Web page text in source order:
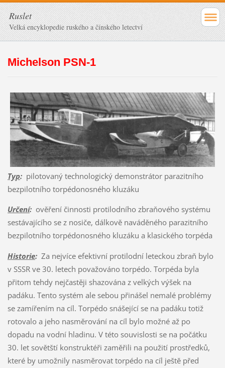
Ruslet
Velká encyklopedie ruského a čínského letectví
Michelson PSN-1
Typ:pilotovaný technologický demonstrátor parazitního
bezpilotního torpédonosného kluzáku
Určení:ověření činnosti protilodního zbraňového systému
sestávajícího se z nosiče, dálkově naváděného parazitního
bezpilotního torpédonosného kluzáku a klasického torpéda
Historie:Za nejvíce efektivní protilodní leteckou zbraň bylo
v SSSR ve 30. letech považováno torpédo. Torpéda byla
přitom tehdy nejčastěji shazována z velkých výšek na
padáku. Tento systém ale sebou přinášel nemalé problémy
se zamířením na cíl. Torpédo snášející se na padáku totiž
rotovalo a jeho nasměrování na cíl bylo možné až po
dopadu na vodní hladinu. V této souvislosti se na počátku
30. let sovětští konstruktéři zaměřili na použití prostředků,
které by umožnily nasměrovat torpédo na cíl ještě před